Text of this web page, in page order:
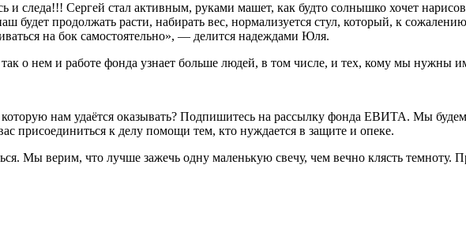
следа!!! Сергей стал активным, руками машет, как будто солнышко хочет
будет продолжать расти, набирать вес, нормализуется стул, который, к
на бок самостоятельно», — делится надеждами Юля.
о нем и работе фонда узнает больше людей, в том числе, и тех, кому мы нужны
нам удаётся оказывать? Подпишитесь на рассылку фонда ЕВИТА. Мы
присоединиться к делу помощи тем, кто нуждается в защите и опеке.
Мы верим, что лучше зажечь одну маленькую свечу, чем вечно клясть